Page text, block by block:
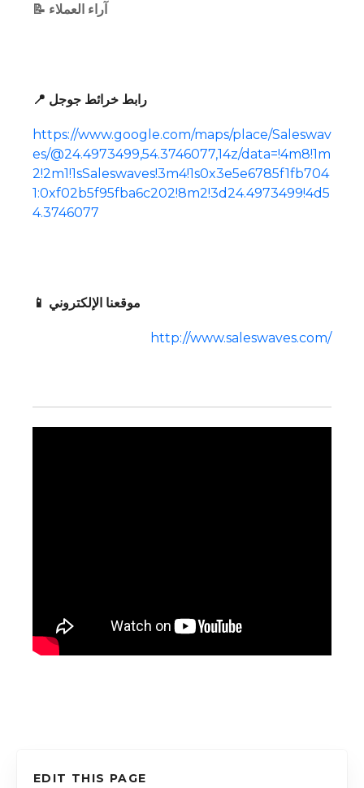
📝 آراء العملاء
📍 رابط خرائط جوجل
https://www.google.com/maps/place/Saleswav
es/@24.4973499,54.3746077,14z/data=!4m8!1m
2!2m1!1sSaleswaves!3m4!1s0x3e5e6785f1fb704
1:0xf02b5f95fba6c202!8m2!3d24.4973499!4d5
4.3746077
📱 موقعنا الإلكتروني
http://www.saleswaves.com/
EDIT THIS PAGE